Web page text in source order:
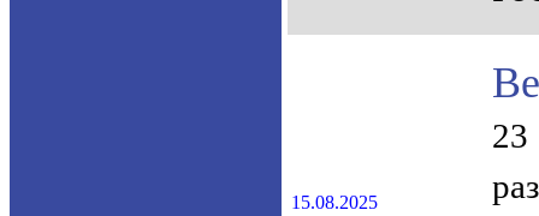
15.08.2025
23